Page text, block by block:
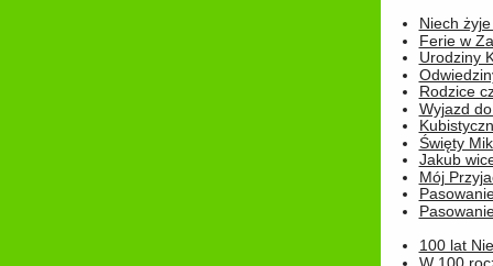
Niech
Ferie w
Urodziny
Rodzice
Wyjazd
Święty
Jakub
Mój
100 lat